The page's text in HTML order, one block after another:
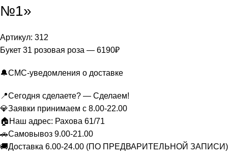
№1»
Артикул: 312
Букет 31 розовая роза — 6190₽
🔔СМС-уведомления о доставке
📍Сегодня сделаете? — Сделаем!
💎Заявки принимаем с 8.00-22.00
🏠Наш адрес: Рахова 61/71
🚗Самовывоз 9.00-21.00
🚚Доставка 6.00-24.00 (ПО ПРЕДВАРИТЕЛЬНОЙ ЗАПИСИ)